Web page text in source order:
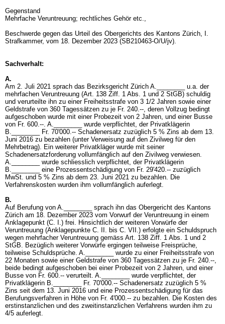
Gegenstand
Mehrfache Veruntreuung; rechtliches Gehör etc.,
Beschwerde gegen das Urteil des Obergerichts des Kantons Zürich, I.
Strafkammer, vom 18. Dezember 2023 (SB210463-O/U/jv).
Sachverhalt:
A.
Am 2. Juli 2021 sprach das Bezirksgericht Zürich A.________ u.a. der
mehrfachen Veruntreuung (Art. 138 Ziff. 1 Abs. 1 und 2 StGB) schuldig
und verurteilte ihn zu einer Freiheitsstrafe von 3 1/2 Jahren sowie einer
Geldstrafe von 360 Tagessätzen zu je Fr. 240.--, deren Vollzug bedingt
aufgeschoben wurde mit einer Probezeit von 2 Jahren, und einer Busse
von Fr. 600.--. A.________ wurde verpflichtet, der Privatklägerin
B.________ Fr. 70'000.-- Schadenersatz zuzüglich 5 % Zins ab dem 13.
Juni 2016 zu bezahlen (unter Verweisung auf den Zivilweg für den
Mehrbetrag). Ein weiterer Privatkläger wurde mit seiner
Schadenersatzforderung vollumfänglich auf den Zivilweg verwiesen.
A.________ wurde schliesslich verpflichtet, der Privatklägerin
B.________ eine Prozessentschädigung von Fr. 29'420.-- zuzüglich
MwSt. und 5 % Zins ab dem 23. Juni 2021 zu bezahlen. Die
Verfahrenskosten wurden ihm vollumfänglich auferlegt.
B.
Auf Berufung von A.________ sprach ihn das Obergericht des Kantons
Zürich am 18. Dezember 2023 vom Vorwurf der Veruntreuung in einem
Anklagepunkt (C. I.) frei. Hinsichtlich der weiteren Vorwürfe der
Veruntreuung (Anklagepunkte C. II. bis C. VII.) erfolgte ein Schuldspruch
wegen mehrfacher Veruntreuung gemäss Art. 138 Ziff. 1 Abs. 1 und 2
StGB. Bezüglich weiterer Vorwürfe ergingen teilweise Freisprüche,
teilweise Schuldsprüche. A.________ wurde zu einer Freiheitsstrafe von
22 Monaten sowie einer Geldstrafe von 360 Tagessätzen zu je Fr. 240.--,
beide bedingt aufgeschoben bei einer Probezeit von 2 Jahren, und einer
Busse von Fr. 600.-- verurteilt. A.________ wurde verpflichtet, der
Privatklägerin B.________ Fr. 70'000.-- Schadenersatz zuzüglich 5 %
Zins seit dem 13. Juni 2016 und eine Prozessentschädigung für das
Berufungsverfahren in Höhe von Fr. 4'000.-- zu bezahlen. Die Kosten des
erstinstanzlichen und des zweitinstanzlichen Verfahrens wurden ihm zu
4/5 auferlegt.